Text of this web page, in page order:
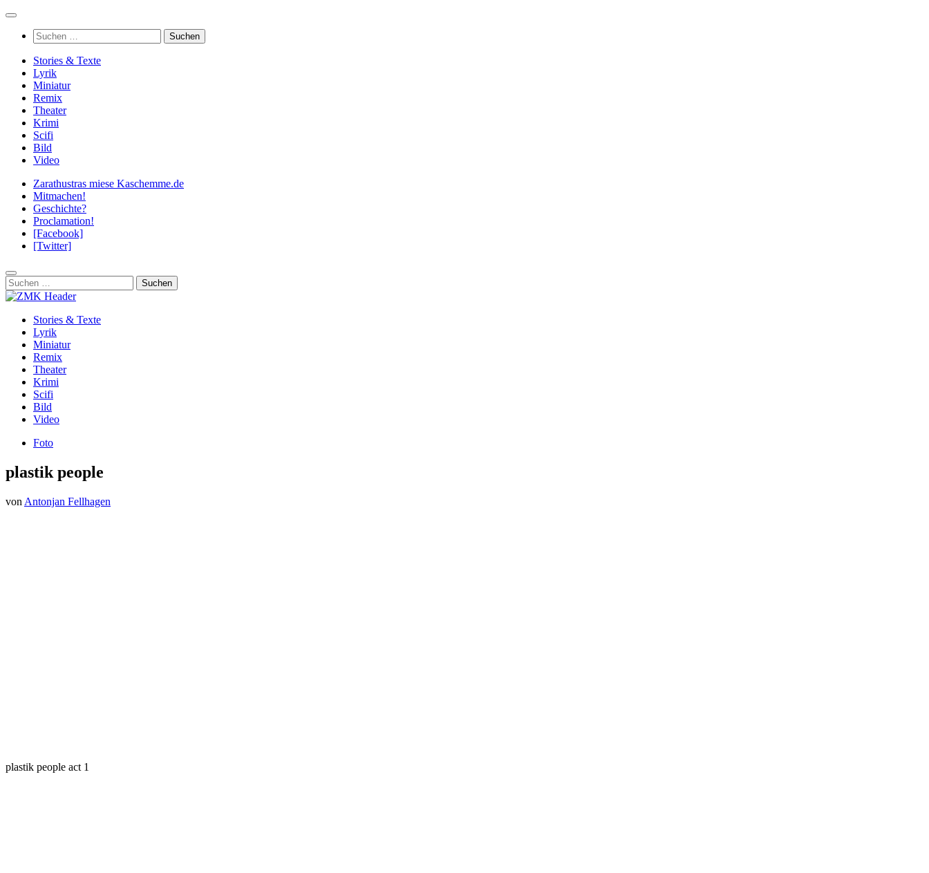
Zum
springenSuchen
nach:
Stories & Texte
Lyrik
Miniatur
Remix
Theater
Krimi
Scifi
Bild
Video
Zarathustras miese Kaschemme.de
Mitmachen!
Geschichte?
Proclamation!
[Facebook]
[Twitter]
Suchen
nach:
Stories & Texte
Lyrik
Miniatur
Remix
Theater
Krimi
Scifi
Bild
Video
Foto
plastik people
von Antonjan Fellhagen
plastik people act 1